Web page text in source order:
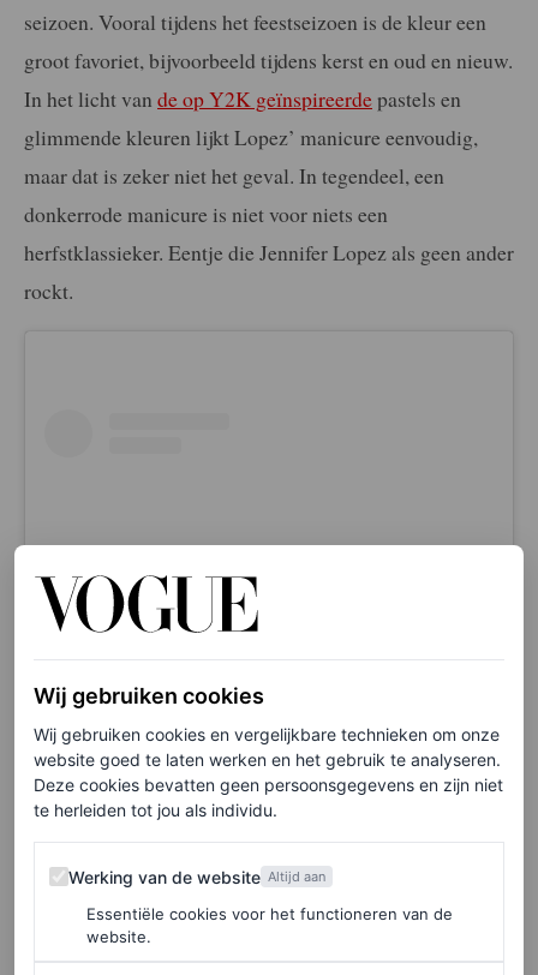
seizoen. Vooral tijdens het feestseizoen is de kleur een
groot favoriet, bijvoorbeeld tijdens kerst en oud en nieuw.
In het licht van de op Y2K geïnspireerdepastels en
glimmende kleuren lijkt Lopez’ manicure eenvoudig,
maar dat is zeker niet het geval. In tegendeel, een
donkerrode manicure is niet voor niets een
herfstklassieker. Eentje die Jennifer Lopez als geen ander
rockt.
Dit bericht op Instagram bekijken
Wij gebruiken cookies
Wij gebruiken cookies en vergelijkbare technieken om onze
website goed te laten werken en het gebruik te analyseren.
Deze cookies bevatten geen persoonsgegevens en zijn niet
te herleiden tot jou als individu.
Werking van de website
Werking van de website Altijd aan
Essentiële cookies voor het functioneren van de
website.